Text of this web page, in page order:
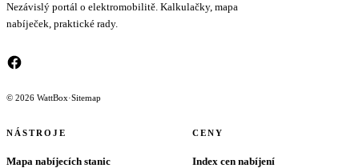
Nezávislý portál o elektromobilitě. Kalkulačky, mapa
nabíječek, praktické rady.
© 2026 WattBox·Sitemap
NÁSTROJE
Mapa nabíjecích stanic
CENY
Index cen nabíjení